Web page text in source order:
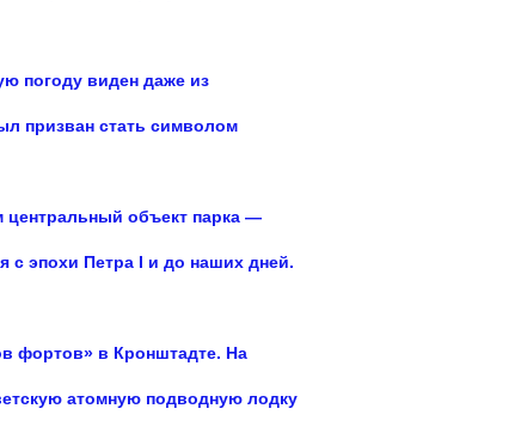
погоду виден даже из
призван стать символом
центральный объект парка —
с эпохи Петра I и до наших дней.
фортов» в Кронштадте. На
атомную подводную лодку